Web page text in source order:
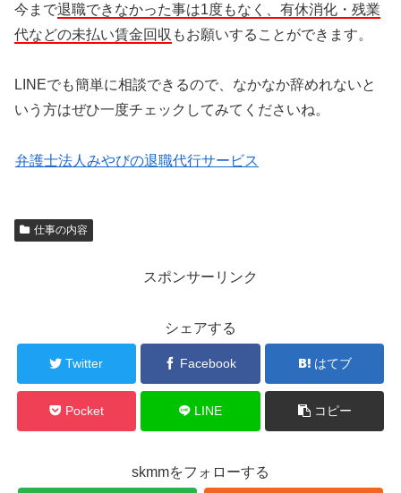
今まで退職できなかった事は1度もなく、 有休消化・残業
代などの未払い賃金回収 もお願いすることができます。
LINEでも簡単に相談できるので、なかなか辞めれないと
いう方はぜひ一度チェックしてみてくださいね。
弁護士法人みやびの退職代行サービス
仕事の内容
スポンサーリンク
シェアする
Twitter Facebook はてブ
Pocket LINE コピー
skmmをフォローする